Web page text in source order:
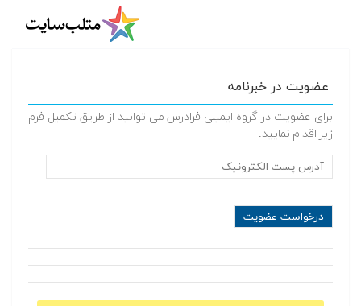
عضویت در خبرنامه
برای عضویت در گروه ایمیلی فرادرس می توانید از طریق تکمیل فرم
زیر اقدام نمایید.